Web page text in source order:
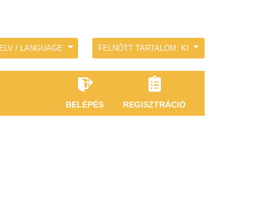
/ LANGUAGE FELNŐTT TARTALOM: KI
BELÉPÉS REGISZTRÁCIÓ